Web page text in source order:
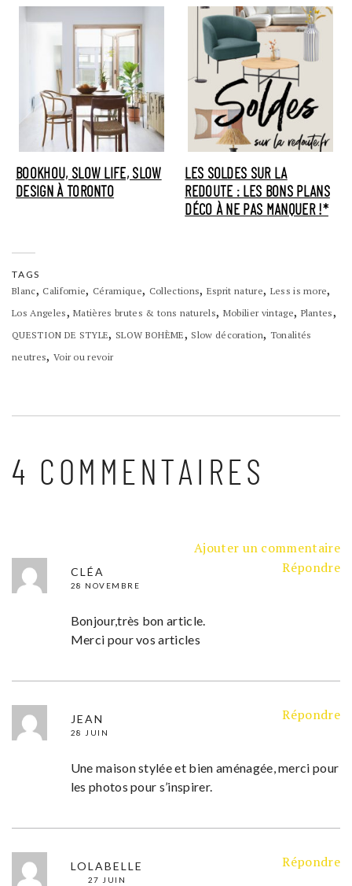
BOOKHOU, SLOW LIFE, SLOW
DESIGN À TORONTO
LES SOLDES SUR LA
REDOUTE : LES BONS PLANS
DÉCO À NE PAS MANQUER !*
TAGS
Blanc, Californie, Céramique, Collections, Esprit nature, Less is more,
Los Angeles,Matières brutes & tons naturels, Mobilier vintage, Plantes,
QUESTION DE STYLE, SLOW BOHÈME, Slow décoration, Tonalités
neutres, Voir ou revoir
4 COMMENTAIRES
Ajouter un commentaire
CLÉA
28 NOVEMBRE
Répondre
Bonjour,très bon article.
Merci pour vos articles
JEAN
28 JUIN
Répondre
Une maison stylée et bien aménagée, merci pour
les photos pour s’inspirer.
LOLABELLE
27 JUIN
Répondre